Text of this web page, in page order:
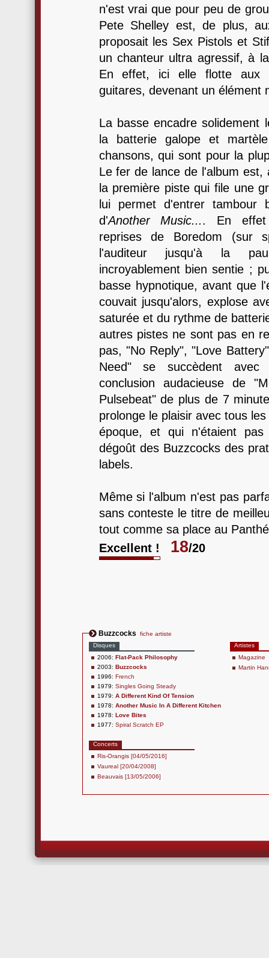
n'est vrai que pour peu de
Pete Shelley est, de plus,
proposait les Sex Pistols et
un chanteur ultra agressif, à
En effet, ici elle flotte aux
guitares, devenant un élément
La basse encadre solidement
la batterie galope et
chansons, qui sont pour la
Le fer de lance de l'album est,
la première piste qui file une
lui permet d'entrer tambour
d'Another Music.... En effet
reprises de Boredom (sur
l'auditeur jusqu'à la
incroyablement bien sentie ;
basse hypnotique, avant que
couvait jusqu'alors, explose
saturée et du rythme de
autres pistes ne sont pas en
pas, "No Reply", "Love
Need" se succèdent avec
conclusion audacieuse de
Pulsebeat" de plus de 7
prolonge le plaisir avec tous
époque, et qui n'étaient
dégoût des Buzzcocks des
labels.
Même si l'album n'est pas
sans conteste le titre de
tout comme sa place au
Excellent !
18/20
Buzzcocks
fiche artiste
Disques
2006: Flat-Pack Philosophy
2003: Buzzcocks
1996: French
1979: Singles Going Steady
1979: A Different Kind Of Tension
1978: Another Music In A Different Kitchen
1978: Love Bites
1977: Spiral Scratch EP
Concerts
Ris-Orangis [04/05/2016]
Vaureal [20/04/2008]
Beauvais [13/05/2006]
Artistes
Magazine
Martin